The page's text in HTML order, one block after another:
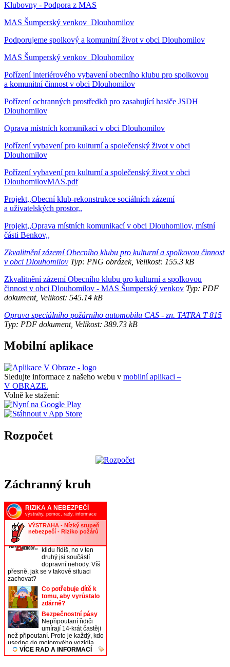
Klubovny - Podpora z MAS
MAS Šumperský venkov_Dlouhomilov
Podporujeme spolkový a komunitní život v obci Dlouhomilov
MAS Šumperský venkov_Dlouhomilov
Pořízení interiérového vybavení obecního klubu pro spolkovou
a komunitní činnost v obci Dlouhomilov
Pořízení ochranných prostředků pro zasahující hasiče JSDH
Dlouhomilov
Oprava místních komunikací v obci Dlouhomilov
Pořízení vybavení pro kulturní a společenský život v obci
Dlouhomilov
Pořízení vybavení pro kulturní a společenský život v obci
DlouhomilovMAS.pdf
Projekt,,Obecní klub-rekonstrukce sociálních zázemí
a uživatelských prostor,,
Projekt,,Oprava místních komunikací v obci Dlouhomilov, místní
části Benkov,,
Zkvalitnění zázemí Obecního klubu pro kulturní a spolkovou činnost
v obci Dlouhomilov Typ: PNG obrázek, Velikost: 155.3 kB
Zkvalitnění zázemí Obecního klubu pro kulturní a spolkovou
činnost v obci Dlouhomilov - MAS Šumperský venkov Typ: PDF
dokument, Velikost: 545.14 kB
Oprava speciálního požárního automobilu CAS - zn. TATRA T 815
Typ: PDF dokument, Velikost: 389.73 kB
Mobilní aplikace
Sledujte informace z našeho webu v mobilní aplikaci –
V OBRAZE.
Volně ke stažení:
Rozpočet
Záchranný kruh